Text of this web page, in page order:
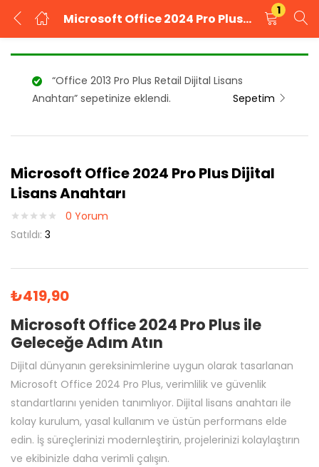
Microsoft Office 2024 Pro Plus Dijital Lisans Anahtarı
1
GIRIŞ YAP
KAYIT OL
Kullanıcı adınızı ve şifrenizi girin.
Beni Hatırla
“Office 2013 Pro Plus Retail Dijital Lisans
Anahtarı” sepetinize eklendi.
Sepetim
Microsoft Office 2024 Pro Plus Dijital
Lisans Anahtarı
0 Yorum
Satıldı: 3
₺419,90
Microsoft Office 2024 Pro Plus ile
Geleceğe Adım Atın
Dijital dünyanın gereksinimlerine uygun olarak tasarlanan
Microsoft Office 2024 Pro Plus, verimlilik ve güvenlik
standartlarını yeniden tanımlıyor. Dijital lisans anahtarı ile
kolay kurulum, yasal kullanım ve üstün performans elde
edin. İş süreçlerinizi modernleştirin, projelerinizi kolaylaştırın
ve ekibinizle daha verimli çalışın.